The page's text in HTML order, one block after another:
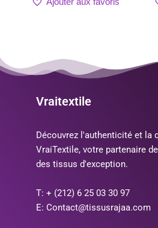
Vraitextile
Découvrez l'authenticité et la
VraiTextile, votre partenaire
des tissus d'exception.
T: + (212) 6 25 03 30 97
E: Contact@tissusrajaa.com